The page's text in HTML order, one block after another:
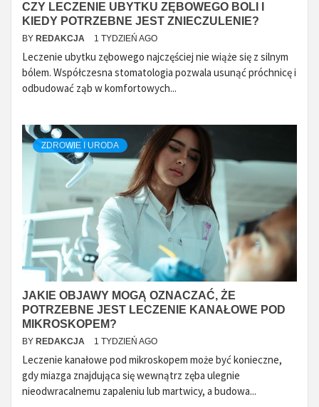
CZY LECZENIE UBYTKU ZĘBOWEGO BOLI I
KIEDY POTRZEBNE JEST ZNIECZULENIE?
BY REDAKCJA 1 TYDZIEŃ AGO
Leczenie ubytku zębowego najczęściej nie wiąże się z silnym
bólem. Współczesna stomatologia pozwala usunąć próchnicę i
odbudować ząb w komfortowych...
ZDROWIE I URODA
JAKIE OBJAWY MOGĄ OZNACZAĆ, ŻE
POTRZEBNE JEST LECZENIE KANAŁOWE POD
MIKROSKOPEM?
BY REDAKCJA 1 TYDZIEŃ AGO
Leczenie kanałowe pod mikroskopem może być konieczne,
gdy miazga znajdująca się wewnątrz zęba ulegnie
nieodwracalnemu zapaleniu lub martwicy, a budowa...